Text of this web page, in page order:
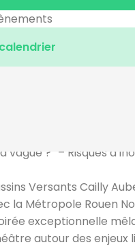
vague ?” – Risques
Versants Cailly
la Métropole Rouen
exceptionnelle
autour des enjeux